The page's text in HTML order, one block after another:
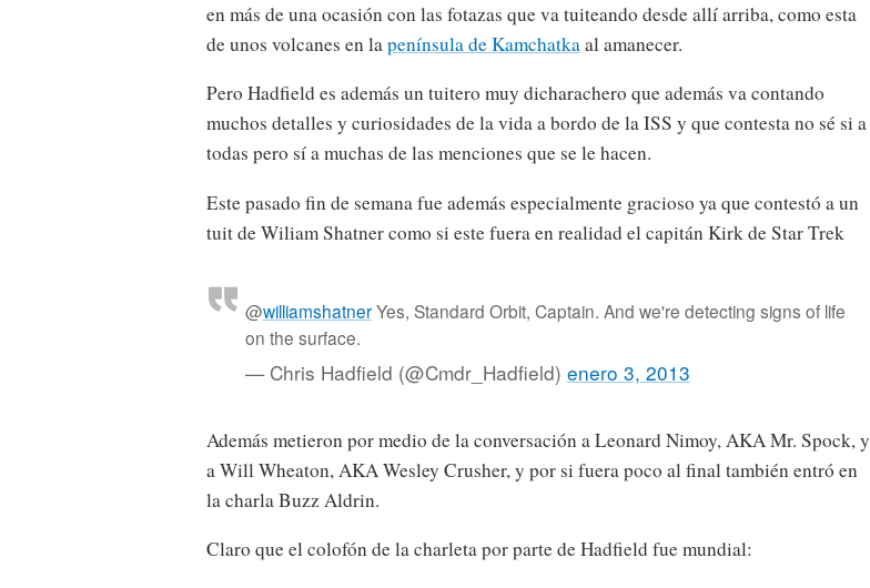
en más de una ocasión con las fotazas que va tuiteando desde allí arriba, como esta
de unos volcanes en lapenínsula de Kamchatkaal amanecer.
Pero Hadfield es además un tuitero muy dicharachero que además va contando
muchos detalles y curiosidades de la vida a bordo de la ISS y que contesta no sé si a
todas pero sí a muchas de las menciones que se le hacen.
Este pasado fin de semana fue además especialmente gracioso ya que contestó a un
tuit de Wiliam Shatner como si este fuera en realidad el capitán Kirk de Star Trek
@williamshatnerYes, Standard Orbit, Captain. And we're detecting signs of life
on the surface.
— Chris Hadfield (@Cmdr_Hadfield) enero 3, 2013
Además metieron por medio de la conversación a Leonard Nimoy, AKA Mr. Spock, y
a Will Wheaton, AKA Wesley Crusher, y por si fuera poco al final también entró en
la charla Buzz Aldrin.
Claro que el colofón de la charleta por parte de Hadfield fue mundial: